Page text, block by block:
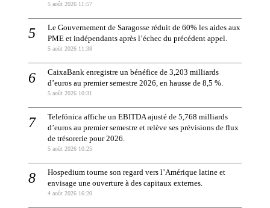
5 août 2026 11:57
Le Gouvernement de Saragosse réduit de 60% les aides aux
PME et indépendants après l’échec du précédent appel.
5 août 2026 11:38
CaixaBank enregistre un bénéfice de 3,203 milliards
d’euros au premier semestre 2026, en hausse de 8,5 %.
5 août 2026 10:31
Telefónica affiche un EBITDA ajusté de 5,768 milliards
d’euros au premier semestre et relève ses prévisions de flux
de trésorerie pour 2026.
5 août 2026 10:25
Hospedium tourne son regard vers l’Amérique latine et
envisage une ouverture à des capitaux externes.
4 août 2026 16:20